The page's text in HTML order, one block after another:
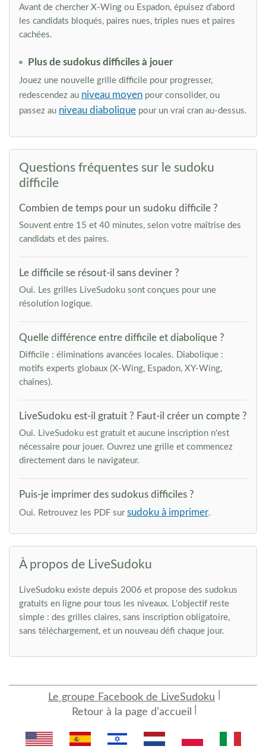
Avant de chercher X-Wing ou Espadon, épuisez d'abord
les candidats bloqués, paires nues, triples nues et paires
cachées.
Plus de sudokus difficiles à jouer
Jouez une nouvelle grille difficile pour progresser,
redescendez au niveau moyen pour consolider, ou
passez au niveau diabolique pour un vrai cran au-dessus.
Questions fréquentes sur le sudoku
difficile
Combien de temps pour un sudoku difficile ?
Souvent entre 15 et 40 minutes, selon votre maîtrise des
candidats et des paires.
Le difficile se résout-il sans deviner ?
Oui. Les grilles LiveSudoku sont conçues pour une
résolution logique.
Quelle différence entre difficile et diabolique ?
Difficile : éliminations avancées locales. Diabolique :
motifs experts globaux (X-Wing, Espadon, XY-Wing,
chaînes).
LiveSudoku est-il gratuit ? Faut-il créer un compte ?
Oui. LiveSudoku est gratuit et aucune inscription n'est
nécessaire pour jouer. Ouvrez une grille et commencez
directement dans le navigateur.
Puis-je imprimer des sudokus difficiles ?
Oui. Retrouvez les PDF sur sudoku à imprimer.
À propos de LiveSudoku
LiveSudoku existe depuis 2006 et propose des sudokus
gratuits en ligne pour tous les niveaux. L'objectif reste
simple : des grilles claires, sans inscription obligatoire,
sans téléchargement, et un nouveau défi chaque jour.
Le groupe Facebook de LiveSudoku
Retour à la page d’accueil